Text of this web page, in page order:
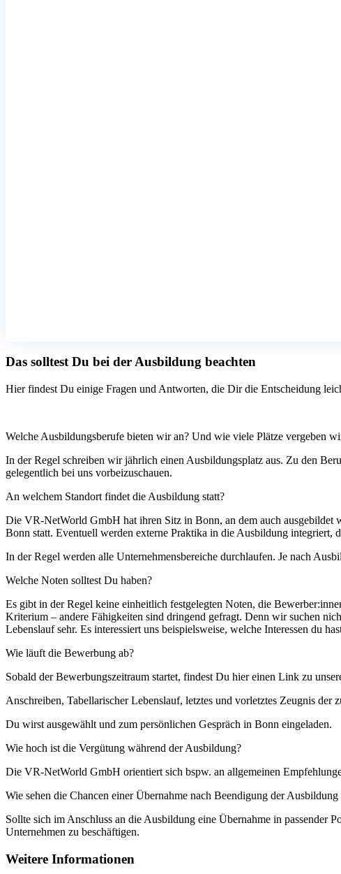
Das solltest Du bei der Ausbildung beachten
Hier findest Du einige Fragen und Antworten, die Dir die Entscheidung
Welche Ausbildungsberufe bieten wir an? Und wie viele Plätze vergeben
In der Regel schreiben wir jährlich einen Ausbildungsplatz aus. Zu den
gelegentlich bei uns vorbeizuschauen.
An welchem Standort findet die Ausbildung statt?
Die VR-NetWorld GmbH hat ihren Sitz in Bonn, an dem auch ausgebildet
Bonn statt. Eventuell werden externe Praktika in die Ausbildung integriert,
In der Regel werden alle Unternehmensbereiche durchlaufen. Je nach
Welche Noten solltest Du haben?
Es gibt in der Regel keine einheitlich festgelegten Noten, die
Kriterium – andere Fähigkeiten sind dringend gefragt. Denn wir suchen
Lebenslauf sehr. Es interessiert uns beispielsweise, welche Interessen du
Wie läuft die Bewerbung ab?
Sobald der Bewerbungszeitraum startet, findest Du hier einen Link zu
Anschreiben, Tabellarischer Lebenslauf, letztes und vorletztes Zeugnis der
Du wirst ausgewählt und zum persönlichen Gespräch in Bonn eingeladen.
Wie hoch ist die Vergütung während der Ausbildung?
Die VR-NetWorld GmbH orientiert sich bspw. an allgemeinen
Wie sehen die Chancen einer Übernahme nach Beendigung der Ausbildung
Sollte sich im Anschluss an die Ausbildung eine Übernahme in
Unternehmen zu beschäftigen.
Weitere Informationen